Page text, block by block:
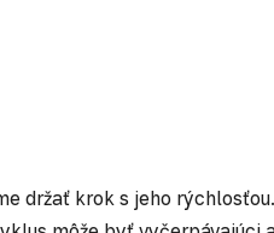
držať krok s jeho